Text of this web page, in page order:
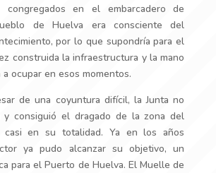
congregados en el embarcadero de
de Huelva era consciente del
por lo que supondría para el
construida la infraestructura y la mano
ocupar en esos momentos.
de una coyuntura difícil, la Junta no
y consiguió el dragado de la zona del
casi en su totalidad. Ya en los años
ya pudo alcanzar su objetivo, un
para el Puerto de Huelva. El Muelle de